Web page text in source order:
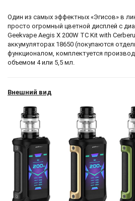
Один из самых эффектных «Эгисов» в
просто огромный цветной дисплей с
Geekvape Aegis X 200W TC Kit with
аккумуляторах 18650 (покупаются
функционалом, комплектуется
объемом 4 или 5,5 мл.
Внешний вид